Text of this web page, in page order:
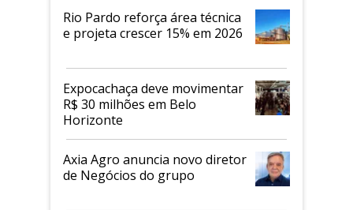
Rio Pardo reforça área técnica
e projeta crescer 15% em 2026
Expocachaça deve movimentar
R$ 30 milhões em Belo
Horizonte
Axia Agro anuncia novo diretor
de Negócios do grupo